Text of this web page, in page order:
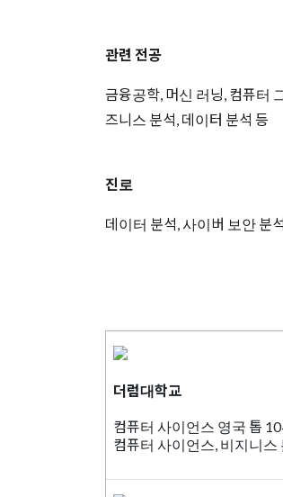
관련 전공
금융공학, 머신 러닝, 컴퓨터
즈니스 분석, 데이터 분석 등
진로
데이터 분석, 사이버 보안 분
더럼대학교
컴퓨터 사이언스 영국 톱
컴퓨터 사이언스, 비지니